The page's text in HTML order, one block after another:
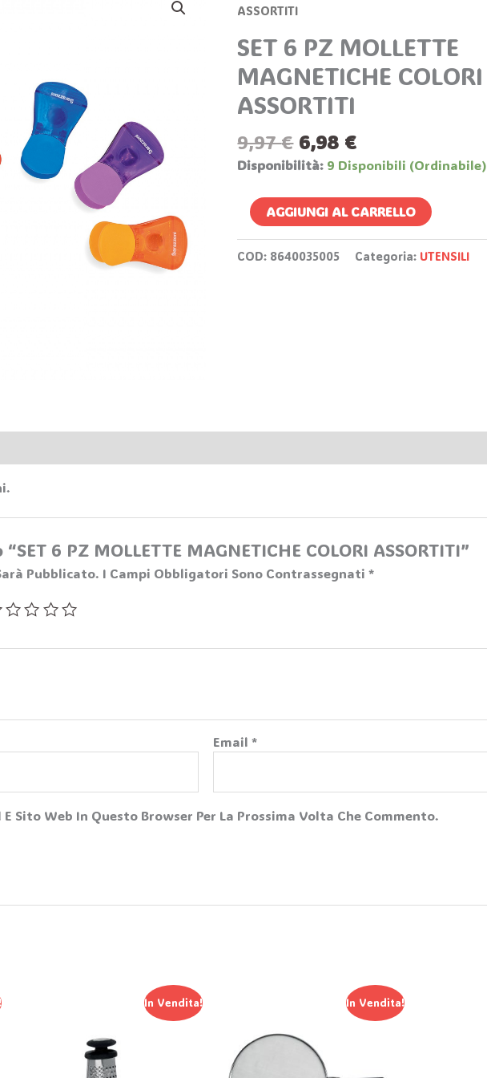
ASSORTITI
SET 6 PZ MOLLETTE
MAGNETICHE COLORI
ASSORTITI
9,97€
Era:
9,97 €.
6,98 €
È:
6,98 €.
Disponibilità: 9 Disponibili (ordinabile)
6
MOLLETTE
MAGNETICHE
COLORI
ASSORTITI
AGGIUNGI AL CARRELLO
COD: 8640035005 Categoria: UTENSILI
6 PZ MOLLETTE MAGNETICHE COLORI ASSORTITI”
Pubblicato. I Campi Obbligatori Sono Contrassegnati*
Email*
Sito Web In Questo Browser Per La Prossima Volta Che Commento.
In Vendita!
Era:
7,11 €.
Il
Prezzo
Attuale
In Vendita!
Prezzo
11,29 €.
Il
Prezzo
Attuale